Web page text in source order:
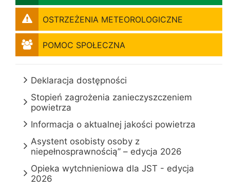
OSTRZEŻENIA METEOROLOGICZNE
POMOC SPOŁECZNA
Deklaracja dostępności
Stopień zagrożenia zanieczyszczeniem
powietrza
Informacja o aktualnej jakości powietrza
Asystent osobisty osoby z
niepełnosprawnością” – edycja 2026
Opieka wytchnieniowa dla JST - edycja
2026